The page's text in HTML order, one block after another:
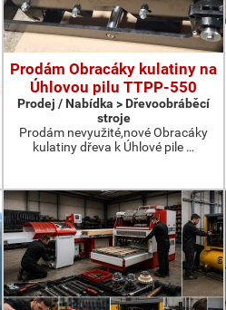
Prodám Obracáky kulatiny na
Úhlovou pilu TTPP-550
Prodej / Nabídka > Dřevoobráběcí
stroje
Prodám nevyužité,nové Obracáky
kulatiny dřeva k Úhlové pile …